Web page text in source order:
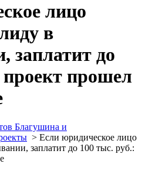
лицо
в
заплатит до
прошел
Благушина и
> Если юридическое лицо
заплатит до 100 тыс. руб.: